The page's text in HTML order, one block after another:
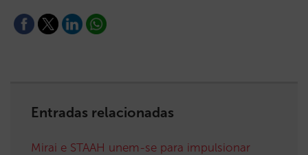
Entradas relacionadas
Mirai e STAAH unem-se para impulsionar